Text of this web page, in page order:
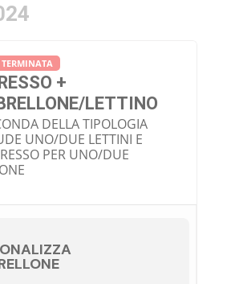
+
LETTINO
DELLA TIPOLOGIA
UNO/DUE LETTINI E
PER UNO/DUE